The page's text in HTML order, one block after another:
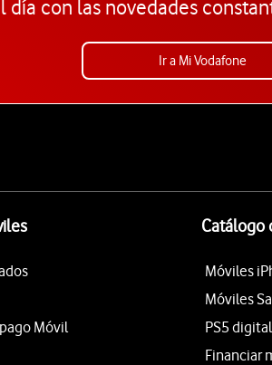
día con las novedades
Ir a Mi Vodafone
Móvil
Catálogo
Móviles
Móviles
PS5 digital
Financiar